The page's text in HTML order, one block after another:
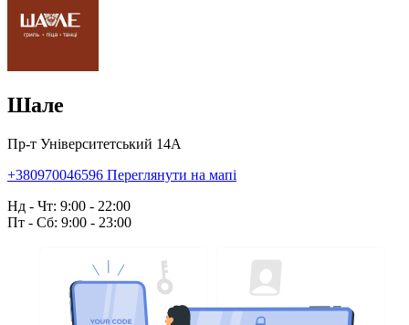
Шале
Пр-т Університетський 14А
+380970046596 Переглянути на мапі
Нд - Чт: 9:00 - 22:00
Пт - Сб: 9:00 - 23:00